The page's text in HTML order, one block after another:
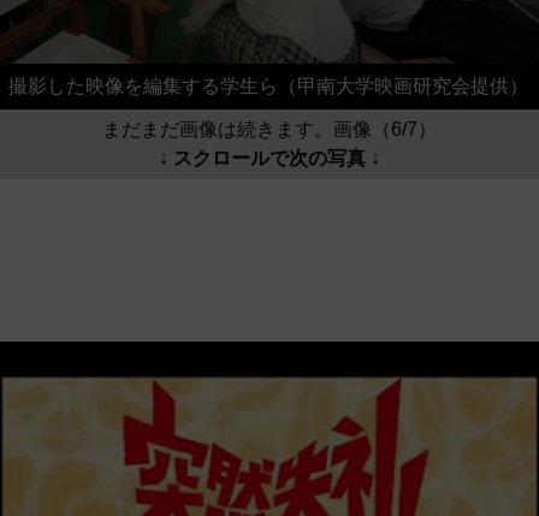
撮影した映像を編集する学生ら（甲南大学映画研究会提供）
まだまだ画像は続きます。画像（6/7）
↓ スクロールで次の写真 ↓